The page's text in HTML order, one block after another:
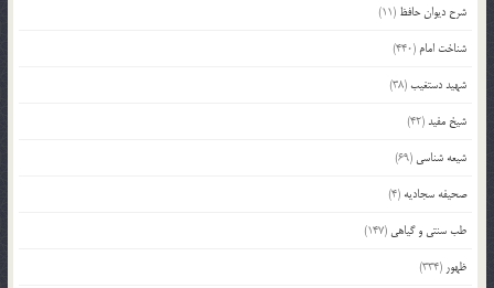
شرح دیوان حافظ (11)
شناخت امام (440)
شهید دستغیب(38)
شیخ مفید(42)
شیعه شناسی (69)
صحیفه سجادیه (4)
طب سنتی و گیاهی (147)
ظهور (334)